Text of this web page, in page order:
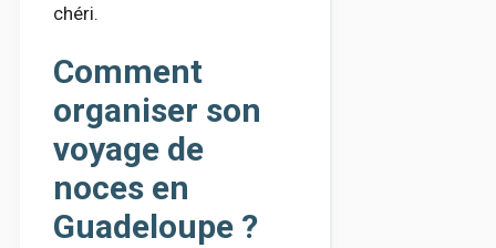
chéri.
Comment
organiser son
voyage de
noces en
Guadeloupe ?